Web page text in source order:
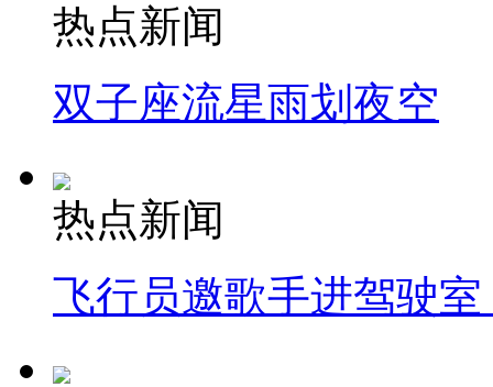
热点新闻
双子座流星雨划夜空
热点新闻
飞行员邀歌手进驾驶